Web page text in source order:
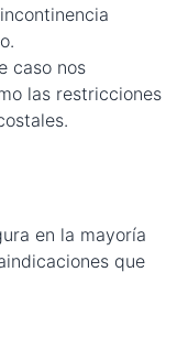
caso nos
las restricciones
en la mayoría
que